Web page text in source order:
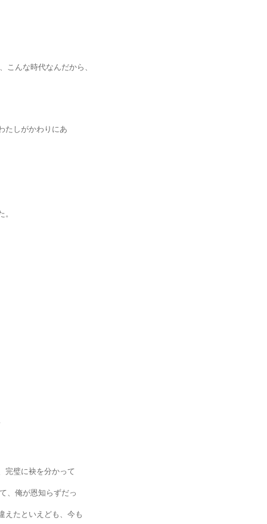
な時代なんだから、
しがかわりにあ
璧に袂を分かって
俺が恩知らずだっ
たといえども、今も